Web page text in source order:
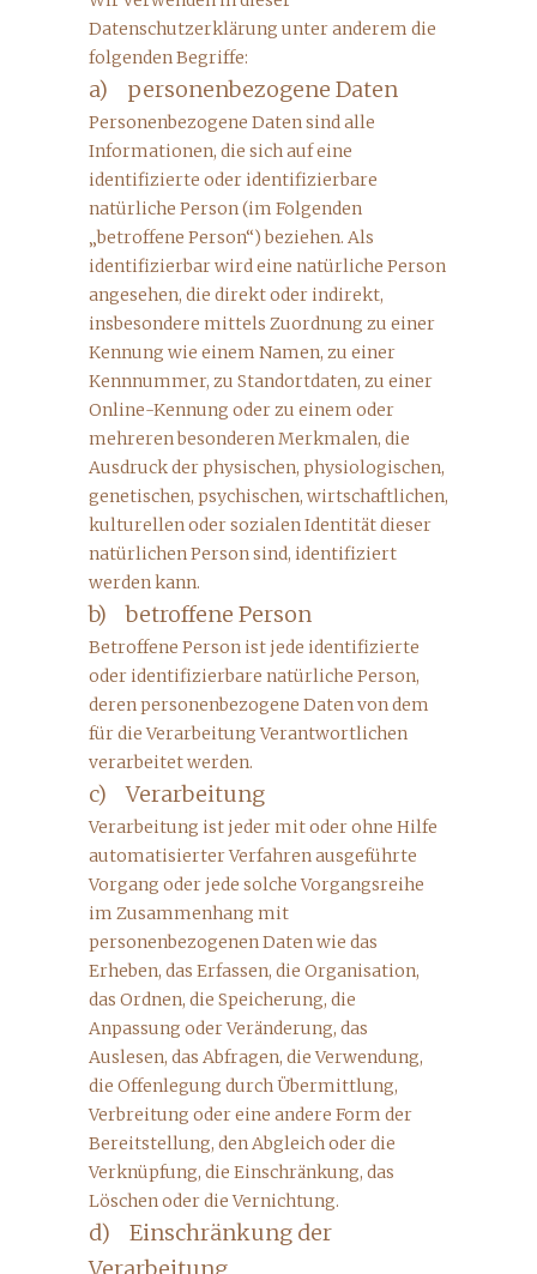
Datenschutzerklärung unter anderem die
folgenden Begriffe:
a) personenbezogene Daten
Personenbezogene Daten sind alle
Informationen, die sich auf eine
identifizierte oder identifizierbare
natürliche Person (im Folgenden
„betroffene Person“) beziehen. Als
identifizierbar wird eine natürliche Person
angesehen, die direkt oder indirekt,
insbesondere mittels Zuordnung zu einer
Kennung wie einem Namen, zu einer
Kennnummer, zu Standortdaten, zu einer
Online-Kennung oder zu einem oder
mehreren besonderen Merkmalen, die
Ausdruck der physischen, physiologischen,
genetischen, psychischen, wirtschaftlichen,
kulturellen oder sozialen Identität dieser
natürlichen Person sind, identifiziert
werden kann.
b) betroffene Person
Betroffene Person ist jede identifizierte
oder identifizierbare natürliche Person,
deren personenbezogene Daten von dem
für die Verarbeitung Verantwortlichen
verarbeitet werden.
c) Verarbeitung
Verarbeitung ist jeder mit oder ohne Hilfe
automatisierter Verfahren ausgeführte
Vorgang oder jede solche Vorgangsreihe
im Zusammenhang mit
personenbezogenen Daten wie das
Erheben, das Erfassen, die Organisation,
das Ordnen, die Speicherung, die
Anpassung oder Veränderung, das
Auslesen, das Abfragen, die Verwendung,
die Offenlegung durch Übermittlung,
Verbreitung oder eine andere Form der
Bereitstellung, den Abgleich oder die
Verknüpfung, die Einschränkung, das
Löschen oder die Vernichtung.
d) Einschränkung der